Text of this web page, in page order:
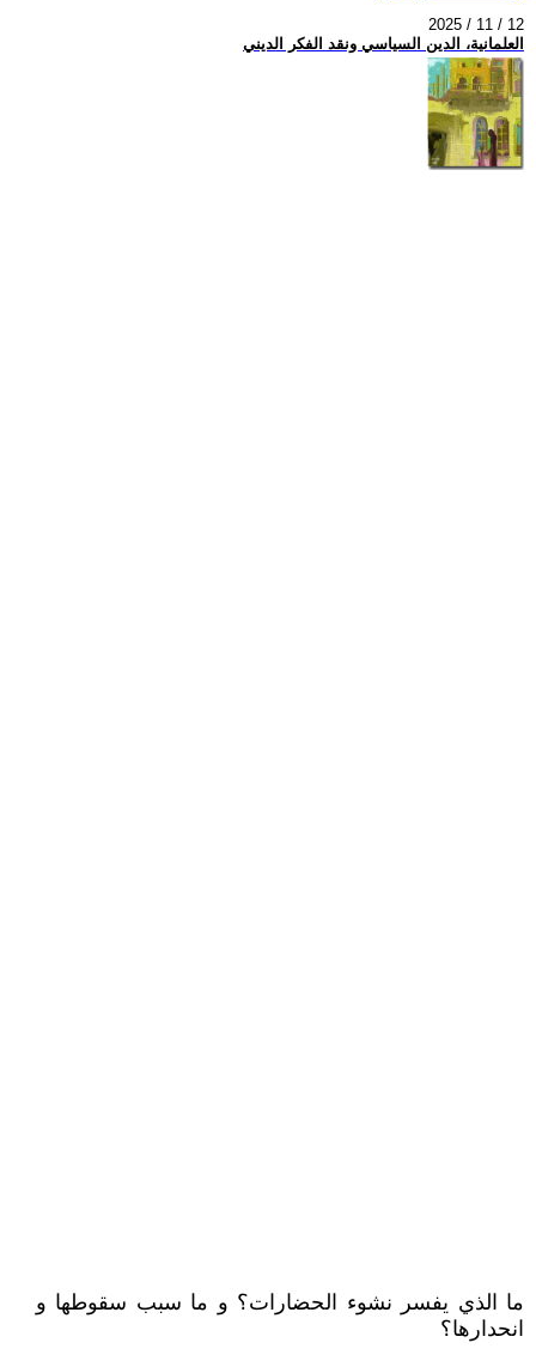
2025 / 11 / 12
العلمانية، الدين السياسي ونقد الفكر الديني
ما الذي يفسر نشوء الحضارات؟ و ما سبب سقوطها و
انحدارها؟